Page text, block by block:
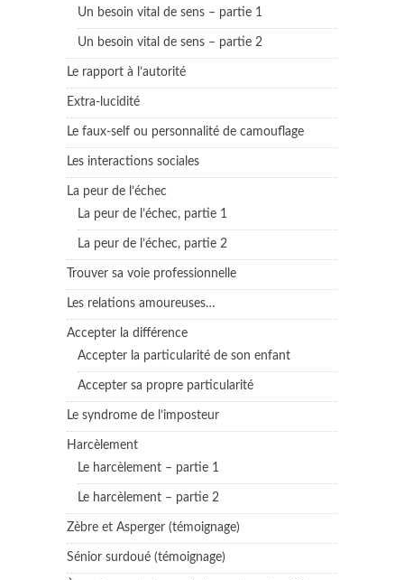
Un besoin vital de sens – partie 1
Un besoin vital de sens – partie 2
Le rapport à l’autorité
Extra-lucidité
Le faux-self ou personnalité de camouflage
Les interactions sociales
La peur de l’échec
La peur de l’échec, partie 1
La peur de l’échec, partie 2
Trouver sa voie professionnelle
Les relations amoureuses…
Accepter la différence
Accepter la particularité de son enfant
Accepter sa propre particularité
Le syndrome de l’imposteur
Harcèlement
Le harcèlement – partie 1
Le harcèlement – partie 2
Zèbre et Asperger (témoignage)
Sénior surdoué (témoignage)